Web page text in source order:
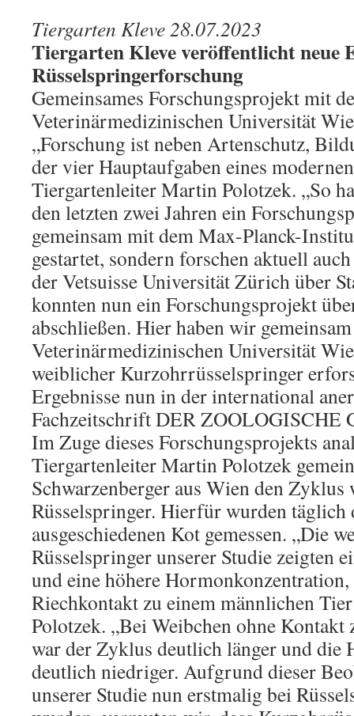
Tiergarten Kleve 28.07.2023
Tiergarten Kleve veröffentlicht neue
Rüsselspringerforschung
Gemeinsames Forschungsprojekt mit
Veterinärmedizinischen Universität
„Forschung ist neben Artenschutz,
der vier Hauptaufgaben eines
Tiergartenleiter Martin Polotzek. „So
den letzten zwei Jahren ein
gemeinsam mit dem Max-Planck-
gestartet, sondern forschen aktuell
der Vetsuisse Universität Zürich über
konnten nun ein Forschungsprojekt
abschließen. Hier haben wir
Veterinärmedizinischen Universität
weiblicher Kurzohrrüsselspringer
Ergebnisse nun in der international
Fachzeitschrift DER ZOOLOGISCHE
Im Zuge dieses Forschungsprojekts
Tiergartenleiter Martin Polotzek
Schwarzenberger aus Wien den
Rüsselspringer. Hierfür wurden
ausgeschiedenen Kot gemessen. „Die
Rüsselspringer unserer Studie zeigten
und eine höhere
Riechkontakt zu einem männlichen
Polotzek. „Bei Weibchen ohne Kontakt
war der Zyklus deutlich länger und die
deutlich niedriger. Aufgrund dieser
unserer Studie nun erstmalig bei